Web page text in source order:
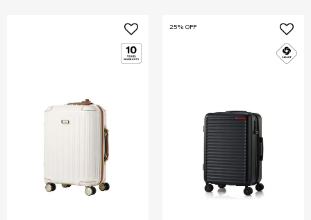
25% OFF